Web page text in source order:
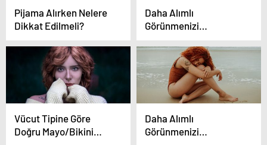
Pijama Alırken Nelere
Dikkat Edilmeli?
Daha Alımlı
Görünmenizi
Düzenlemesi
Vücut Tipine Göre
Doğru Mayo/Bikini
Daha Alımlı
Görünmenizi